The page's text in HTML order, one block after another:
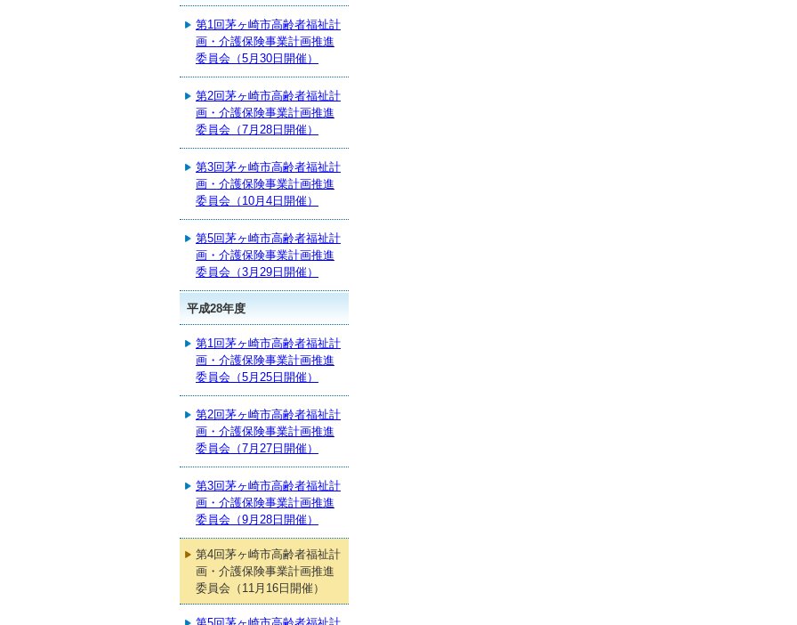
第1回茅ヶ崎市高齢者福祉計
画・介護保険事業計画推進
委員会（5月30日開催）
第2回茅ヶ崎市高齢者福祉計
画・介護保険事業計画推進
委員会（7月28日開催）
第3回茅ヶ崎市高齢者福祉計
画・介護保険事業計画推進
委員会（10月4日開催）
第5回茅ヶ崎市高齢者福祉計
画・介護保険事業計画推進
委員会（3月29日開催）
平成28年度
第1回茅ヶ崎市高齢者福祉計
画・介護保険事業計画推進
委員会（5月25日開催）
第2回茅ヶ崎市高齢者福祉計
画・介護保険事業計画推進
委員会（7月27日開催）
第3回茅ヶ崎市高齢者福祉計
画・介護保険事業計画推進
委員会（9月28日開催）
第4回茅ヶ崎市高齢者福祉計
画・介護保険事業計画推進
委員会（11月16日開催）